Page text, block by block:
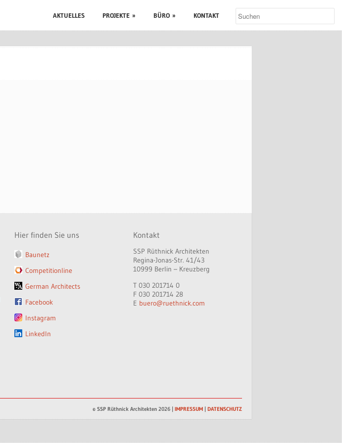
AKTUELLES PROJEKTE » BÜRO » KONTAKT
Hier finden Sie uns
Baunetz
Competitionline
German Architects
Facebook
Instagram
LinkedIn
Kontakt
SSP Rüthnick Architekten
Regina-Jonas-Str. 41/43
10999 Berlin – Kreuzberg
T 030 201714 0
F 030 201714 28
E buero@ruethnick.com
© SSP Rüthnick Architekten 2026 | IMPRESSUM | DATENSCHUTZ